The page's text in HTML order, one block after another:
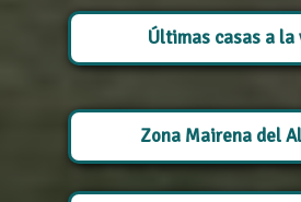
Últimas casas a la
Zona Mairena del